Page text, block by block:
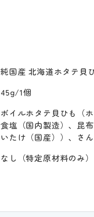
純国産 北海道ホタテ貝
45g/1個
ボイルホタテ貝ひも（
食塩（国内製造）、昆
いたけ（国産））、さ
なし（特定原材料のみ）